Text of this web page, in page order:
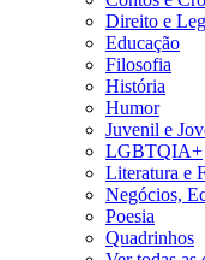
Direito e
Educação
Filosofia
História
Humor
Juvenil e
LGBTQIA+
Literatura e
Negócios,
Poesia
Quadrinhos